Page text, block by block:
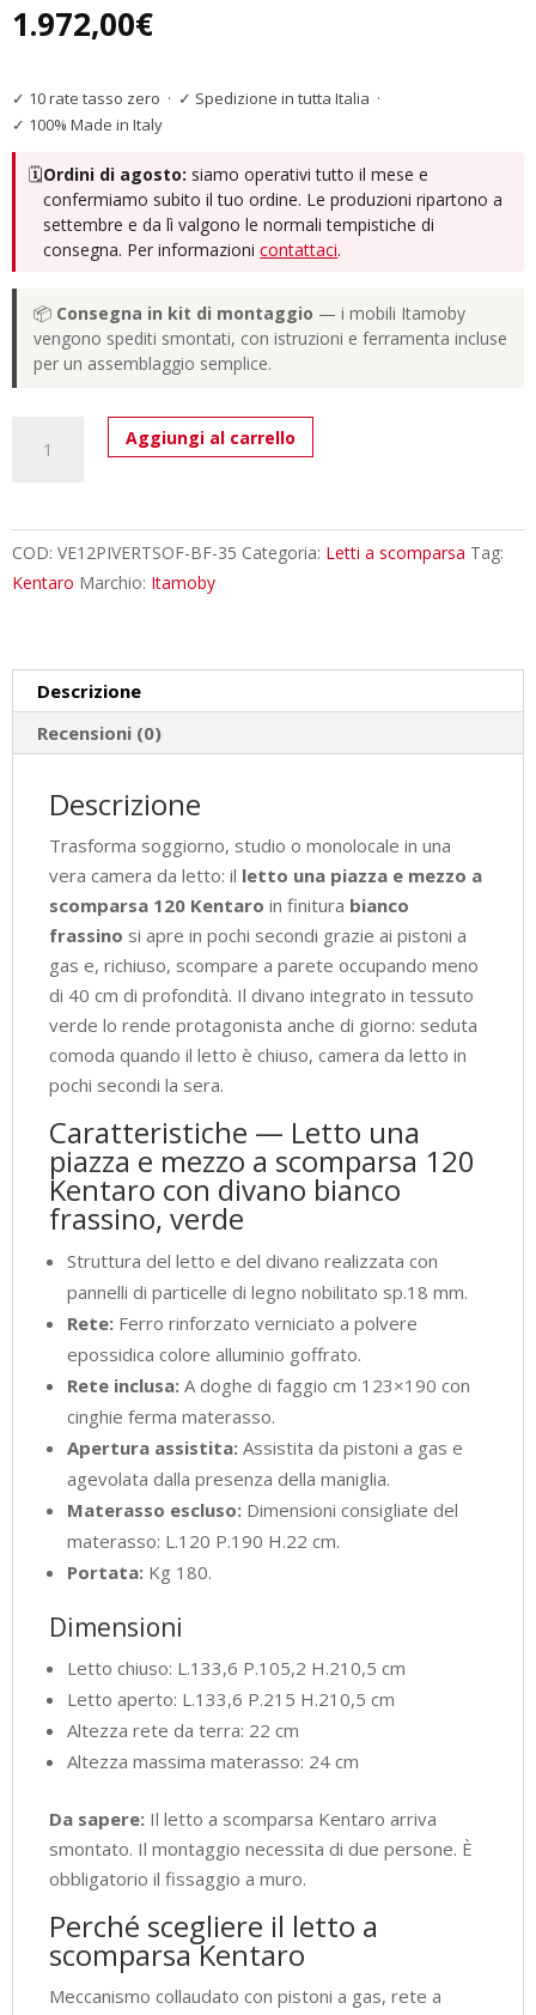
1.972,00€
✓ 10 rate tasso zero · ✓ Spedizione in tutta Italia ·
✓ 100% Made in Italy
🗓️Ordini di agosto: siamo operativi tutto il mese e
confermiamo subito il tuo ordine. Le produzioni ripartono a
settembre e da lì valgono le normali tempistiche di
consegna. Per informazionicontattaci.
📦 Consegna in kit di montaggio — i mobili Itamoby
vengono spediti smontati, con istruzioni e ferramenta incluse
per un assemblaggio semplice.
mezzo
a
Kentaro
con
divano
bianco
frassino,
verde
L.133,6
P.105,2
H.210,5
(aperto
P.215
quantità
Aggiungi al carrello
COD: VE12PIVERTSOF-BF-35 Categoria: Letti a scomparsa Tag:
Kentaro Marchio: Itamoby
Descrizione
Recensioni (0)
Descrizione
Trasforma soggiorno, studio o monolocale in una
vera camera da letto: il letto una piazza e mezzo a
scomparsa 120 Kentaro in finitura bianco
frassino si apre in pochi secondi grazie ai pistoni a
gas e, richiuso, scompare a parete occupando meno
di 40 cm di profondità. Il divano integrato in tessuto
verde lo rende protagonista anche di giorno: seduta
comoda quando il letto è chiuso, camera da letto in
pochi secondi la sera.
Caratteristiche — Letto una
piazza e mezzo a scomparsa 120
Kentaro con divano bianco
frassino, verde
Struttura del letto e del divano realizzata con
pannelli di particelle di legno nobilitato sp.18 mm.
Rete: Ferro rinforzato verniciato a polvere
epossidica colore alluminio goffrato.
Rete inclusa: A doghe di faggio cm 123×190 con
cinghie ferma materasso.
Apertura assistita: Assistita da pistoni a gas e
agevolata dalla presenza della maniglia.
Materasso escluso: Dimensioni consigliate del
materasso: L.120 P.190 H.22 cm.
Portata: Kg 180.
Dimensioni
Letto chiuso: L.133,6 P.105,2 H.210,5 cm
Letto aperto: L.133,6 P.215 H.210,5 cm
Altezza rete da terra: 22 cm
Altezza massima materasso: 24 cm
Da sapere: Il letto a scomparsa Kentaro arriva
smontato. Il montaggio necessita di due persone. È
obbligatorio il fissaggio a muro.
Perché scegliere il letto a
scomparsa Kentaro
Meccanismo collaudato con pistoni a gas, rete a